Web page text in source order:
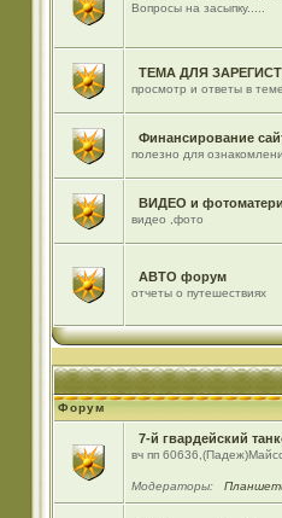
Вопросы на засыпку.....
ТЕМА ДЛЯ
просмотр и ответы в
Финансирование
полезно для
ВИДЕО и
видео ,фото
АВТО форум
отчеты о путешествиях
Форум
7-й гвардейский
вч пп
Модераторы: